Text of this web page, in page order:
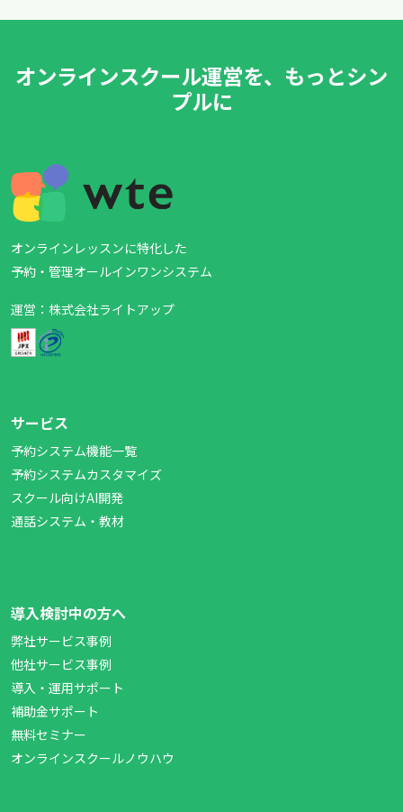
オンラインスクール運営を、もっとシン
プルに
オンラインレッスンに特化した
予約・管理オールインワンシステム
運営：株式会社ライトアップ
サービス
予約システム機能一覧
予約システムカスタマイズ
スクール向けAI開発
通話システム・教材
導入検討中の方へ
弊社サービス事例
他社サービス事例
導入・運用サポート
補助金サポート
無料セミナー
オンラインスクールノウハウ